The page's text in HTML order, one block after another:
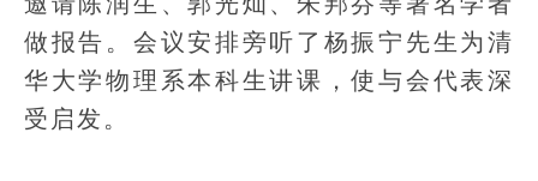
做报告。会议安排旁听了杨振宁先生为清
华大学物理系本科生讲课，使与会代表深
受启发。